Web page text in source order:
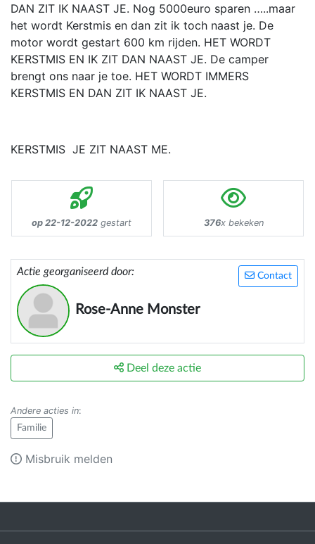
DAN ZIT IK NAAST JE. Nog 5000euro sparen …..maar
het wordt Kerstmis en dan zit ik toch naast je. De
motor wordt gestart 600 km rijden. HET WORDT
KERSTMIS EN IK ZIT DAN NAAST JE. De camper
brengt ons naar je toe. HET WORDT IMMERS
KERSTMIS EN DAN ZIT IK NAAST JE.
KERSTMIS JE ZIT NAAST ME.
op 22-12-2022 gestart 376x bekeken
Contact
Actie georganiseerd door:
Rose-Anne Monster
Deel deze actie
Andere acties in:
Familie
Misbruik melden